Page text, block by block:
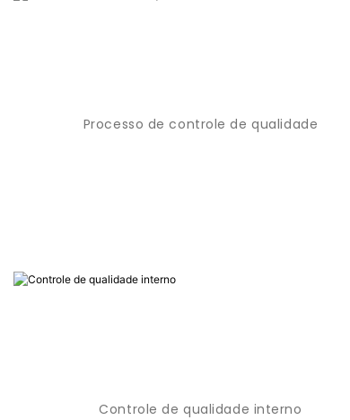
Processo de controle de qualidade
Controle de qualidade interno